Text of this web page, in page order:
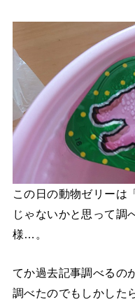
この日の動物ゼリーは
じゃないかと思って調
様…。
てか過去記事調べるの
調べたのでもしかした